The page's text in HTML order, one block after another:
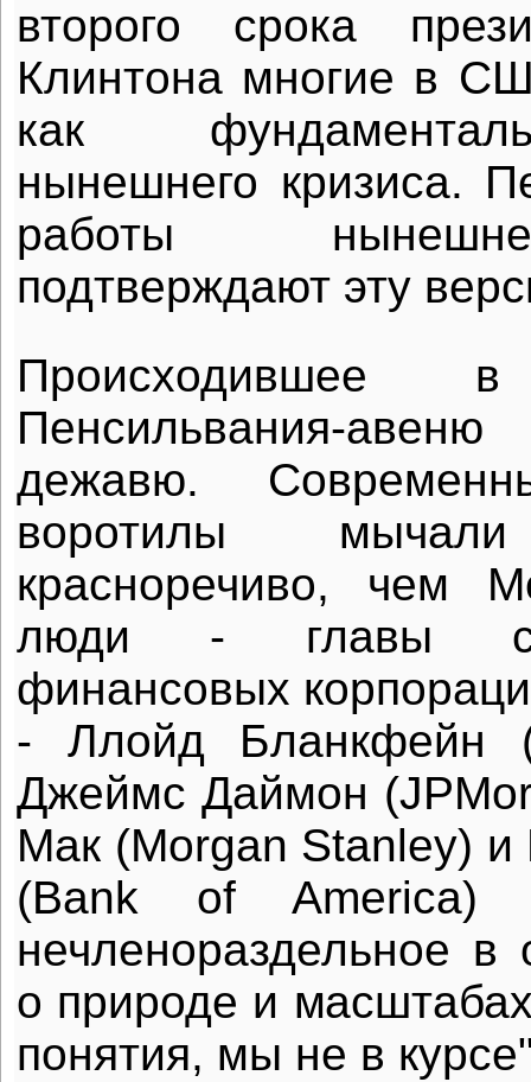
второго срока
Клинтона многие в
как
нынешнего кризиса.
работы
подтверждают эту
Пенсильвания-
дежавю.
воротилы
красноречиво, чем
люди - главы
финансовых
- Ллойд Бланкфейн
Джеймс Даймон
Мак (Morgan Stanley)
(Bank of America)
нечленораздельное в
о природе и
понятия, мы не в